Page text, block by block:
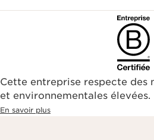
Cette entreprise respecte des
et environnementales élevées.
En savoir plus